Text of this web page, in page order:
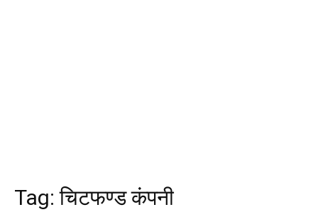
Tag:चिटफण्ड कंपनी